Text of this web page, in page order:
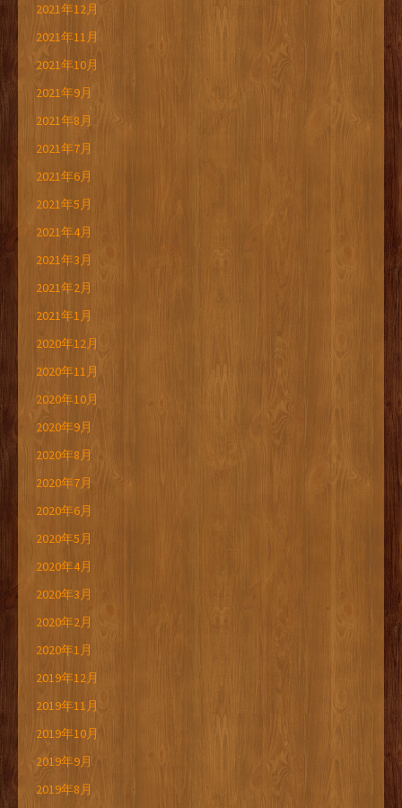
2021年12月
2021年11月
2021年10月
2021年9月
2021年8月
2021年7月
2021年6月
2021年5月
2021年4月
2021年3月
2021年2月
2021年1月
2020年12月
2020年11月
2020年10月
2020年9月
2020年8月
2020年7月
2020年6月
2020年5月
2020年4月
2020年3月
2020年2月
2020年1月
2019年12月
2019年11月
2019年10月
2019年9月
2019年8月